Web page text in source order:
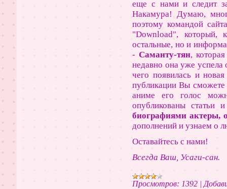
еще с нами и следит
Накамура! Думаю,
поэтому командой
"Download", который,
остальные, но и
- Саманту-тян,
недавно она уже успела
чего появилась и
публикации Вы сможете
аниме его голос
опубликованы
биографиями актеры,
дополнений и узнаем о
Оставайтесь с нами!
Всегда Ваш, Усаги-сан.
Просмотров: 1392 |